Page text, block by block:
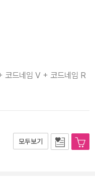
코드네임 V + 코드네임 R
모두보기